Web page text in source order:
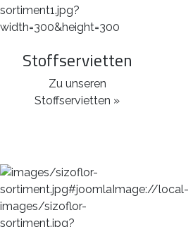
Stoffservietten
Zu unseren
Stoffservietten »